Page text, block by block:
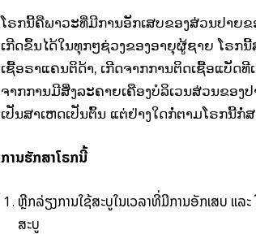
ໂຣກນີ້ຄືພາວະທີ່ມີການອັກເສບຂອງສ່ວນປາຍ
ເກີດຂຶ້ນໄດ້ໃນທຸກໆຊ່ວງຂອງອາຍຸຜູ້ຊາຍ ໂຣກ
ເຊື້ອຣາແຄນຕິດ້າ, ເກີດຈາກການຕິດເຊື້ອແບັດ
ຈາກການມີສິ່ງລະຄາຍເຄືອງບໍລິເວນສ່ວນຂອງ
ເປັນສາເຫດເປັນຕົ້ນ ແຕ່ຢ່າງໃດກໍ່ຕາມໂຣກນີ້ກໍ່
ການຮັກສາໂຣກນີ້
ຫຼີກລ່ຽງການໃຊ້ສະບູໃນເວລາທີ່ມີການອັກເສບ ແ
ສະບູ